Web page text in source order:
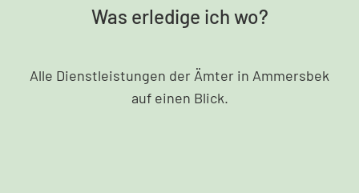
Was erledige ich wo?
Alle Dienstleistungen der Ämter in Ammersbek
auf einen Blick.